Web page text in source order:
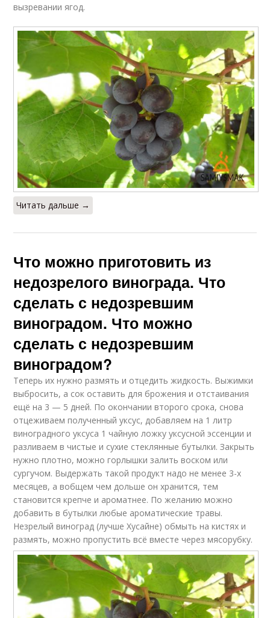
вызревании ягод.
Читать дальше →
Что можно приготовить из
недозрелого винограда. Что
сделать с недозревшим
виноградом. Что можно
сделать с недозревшим
виноградом?
Теперь их нужно размять и отцедить жидкость. Выжимки
выбросить, а сок оставить для брожения и отстаивания
ещё на 3 — 5 дней. По окончании второго срока, снова
отцеживаем полученный уксус, добавляем на 1 литр
виноградного уксуса 1 чайную ложку уксусной эссенции и
разливаем в чистые и сухие стеклянные бутылки. Закрыть
нужно плотно, можно горлышки залить воском или
сургучом. Выдержать такой продукт надо не менее 3-х
месяцев, а вобщем чем дольше он хранится, тем
становится крепче и ароматнее. По желанию можно
добавить в бутылки любые ароматические травы.
Незрелый виноград (лучше Хусайне) обмыть на кистях и
размять, можно пропустить всё вместе через мясорубку.